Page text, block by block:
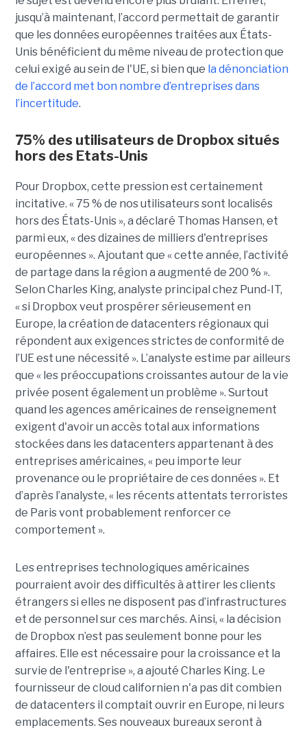
jusqu’à maintenant, l’accord permettait de garantir
que les données européennes traitées aux États-
Unis bénéficient du même niveau de protection que
celui exigé au sein de l'UE, si bien que la dénonciation
de l’accord met bon nombre d’entreprises dans
l’incertitude.
75% des utilisateurs de Dropbox situés
hors des Etats-Unis
Pour Dropbox, cette pression est certainement
incitative. « 75 % de nos utilisateurs sont localisés
hors des États-Unis », a déclaré Thomas Hansen, et
parmi eux, « des dizaines de milliers d'entreprises
européennes ». Ajoutant que « cette année, l’activité
de partage dans la région a augmenté de 200 % ».
Selon Charles King, analyste principal chez Pund-IT,
« si Dropbox veut prospérer sérieusement en
Europe, la création de datacenters régionaux qui
répondent aux exigences strictes de conformité de
l’UE est une nécessité ». L’analyste estime par ailleurs
que « les préoccupations croissantes autour de la vie
privée posent également un problème ». Surtout
quand les agences américaines de renseignement
exigent d'avoir un accès total aux informations
stockées dans les datacenters appartenant à des
entreprises américaines, « peu importe leur
provenance ou le propriétaire de ces données ». Et
d’après l’analyste, « les récents attentats terroristes
de Paris vont probablement renforcer ce
comportement ».
Les entreprises technologiques américaines
pourraient avoir des difficultés à attirer les clients
étrangers si elles ne disposent pas d’infrastructures
et de personnel sur ces marchés. Ainsi, « la décision
de Dropbox n’est pas seulement bonne pour les
affaires. Elle est nécessaire pour la croissance et la
survie de l'entreprise », a ajouté Charles King. Le
fournisseur de cloud californien n'a pas dit combien
de datacenters il comptait ouvrir en Europe, ni leurs
emplacements. Ses nouveaux bureaux seront à